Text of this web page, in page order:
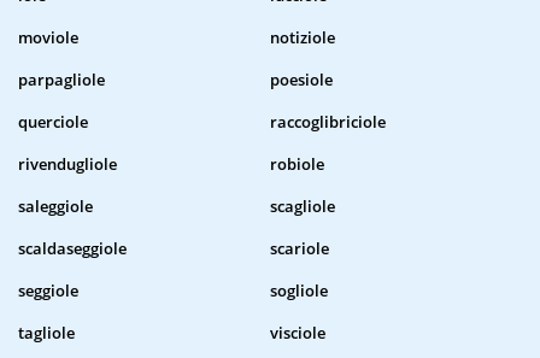
moviole
notiziole
parpagliole
poesiole
querciole
raccoglibriciole
rivendugliole
robiole
saleggiole
scagliole
scaldaseggiole
scariole
seggiole
sogliole
tagliole
visciole